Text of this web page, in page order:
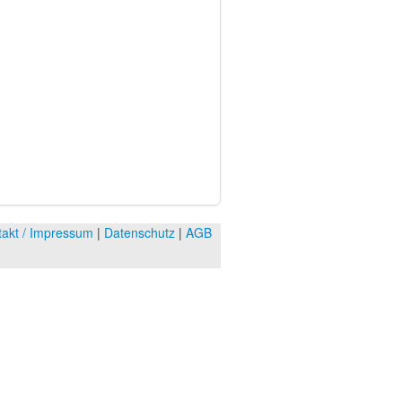
/ Impressum | Datenschutz | AGB